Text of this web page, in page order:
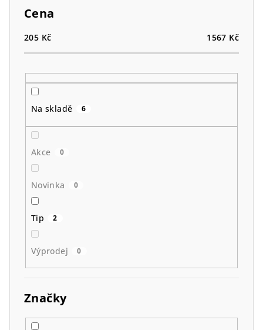
Cena
205 Kč 1567 Kč
Na skladě 6
Akce 0
Novinka 0
Tip 2
Výprodej 0
Značky